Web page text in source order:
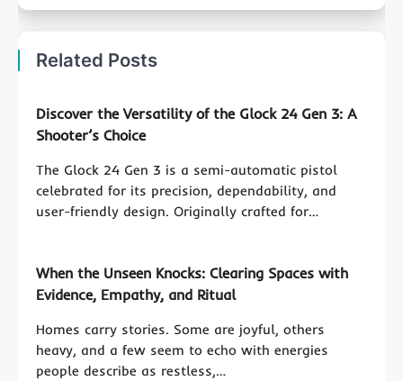
Related Posts
Discover the Versatility of the Glock 24 Gen 3: A
Shooter’s Choice
The Glock 24 Gen 3 is a semi-automatic pistol
celebrated for its precision, dependability, and
user-friendly design. Originally crafted for…
When the Unseen Knocks: Clearing Spaces with
Evidence, Empathy, and Ritual
Homes carry stories. Some are joyful, others
heavy, and a few seem to echo with energies
people describe as restless,…